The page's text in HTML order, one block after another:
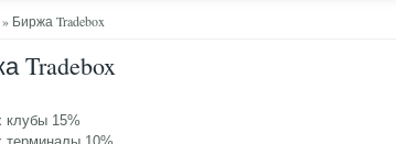
» Биржа Tradebox
Tradebox
клубы 15%